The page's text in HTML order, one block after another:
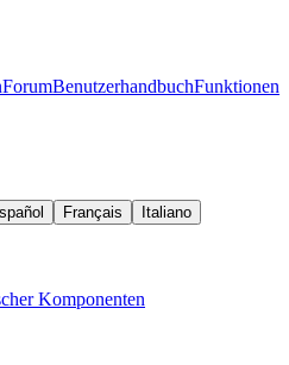
ForumBenutzerhandbuchFunktionen
Français Italiano
Komponenten